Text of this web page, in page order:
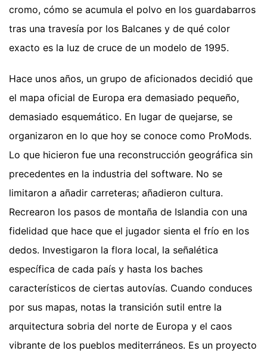
cromo, cómo se acumula el polvo en los guardabarros
tras una travesía por los Balcanes y de qué color
exacto es la luz de cruce de un modelo de 1995.
Hace unos años, un grupo de aficionados decidió que
el mapa oficial de Europa era demasiado pequeño,
demasiado esquemático. En lugar de quejarse, se
organizaron en lo que hoy se conoce como ProMods.
Lo que hicieron fue una reconstrucción geográfica sin
precedentes en la industria del software. No se
limitaron a añadir carreteras; añadieron cultura.
Recrearon los pasos de montaña de Islandia con una
fidelidad que hace que el jugador sienta el frío en los
dedos. Investigaron la flora local, la señalética
específica de cada país y hasta los baches
característicos de ciertas autovías. Cuando conduces
por sus mapas, notas la transición sutil entre la
arquitectura sobria del norte de Europa y el caos
vibrante de los pueblos mediterráneos. Es un proyecto